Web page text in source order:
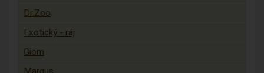
Dr.Zoo
Exotický - ráj
Giom